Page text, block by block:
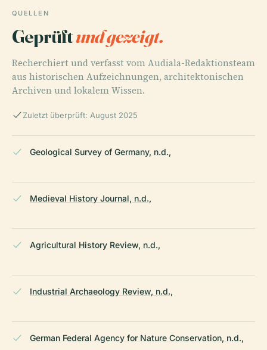
QUELLEN
Geprüftund gezeigt.
Recherchiert und verfasst vom Audiala-Redaktionsteam
aus historischen Aufzeichnungen, architektonischen
Archiven und lokalem Wissen.
Zuletzt überprüft: August 2025
Geological Survey of Germany, n.d.,
Medieval History Journal, n.d.,
Agricultural History Review, n.d.,
Industrial Archaeology Review, n.d.,
German Federal Agency for Nature Conservation, n.d.,